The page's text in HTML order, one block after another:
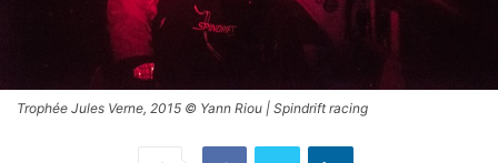
Trophée Jules Verne, 2015 © Yann Riou | Spindrift racing